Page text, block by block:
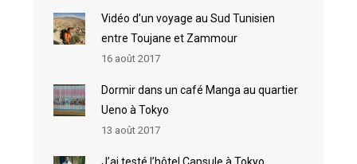
Vidéo d’un voyage au Sud Tunisien
entre Toujane et Zammour
16 août 2017
Dormir dans un café Manga au quartier
Ueno à Tokyo
13 août 2017
J’ai testé l’hôtel Capsule à Tokyo